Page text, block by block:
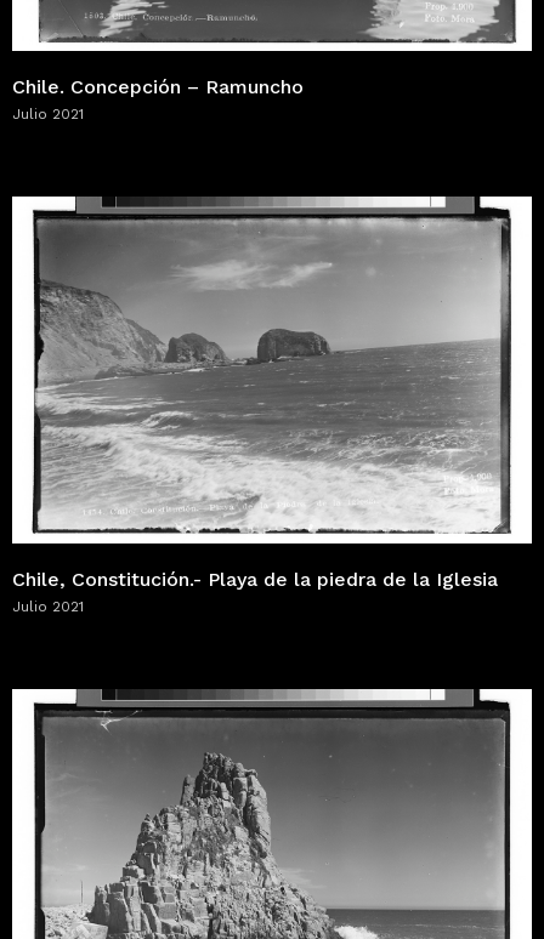
Chile. Concepción – Ramuncho
Julio 2021
Chile, Constitución.- Playa de la piedra de la Iglesia
Julio 2021